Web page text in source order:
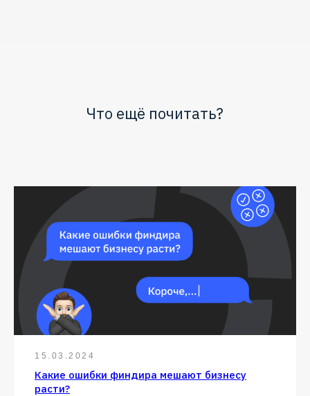
Что ещё почитать?
15.03.2024
Какие ошибки финдира мешают бизнесу
расти?